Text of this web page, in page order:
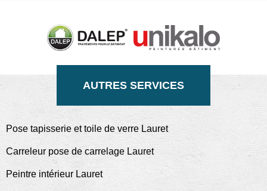
AUTRES SERVICES
Pose tapisserie et toile de verre Lauret
Carreleur pose de carrelage Lauret
Peintre intérieur Lauret